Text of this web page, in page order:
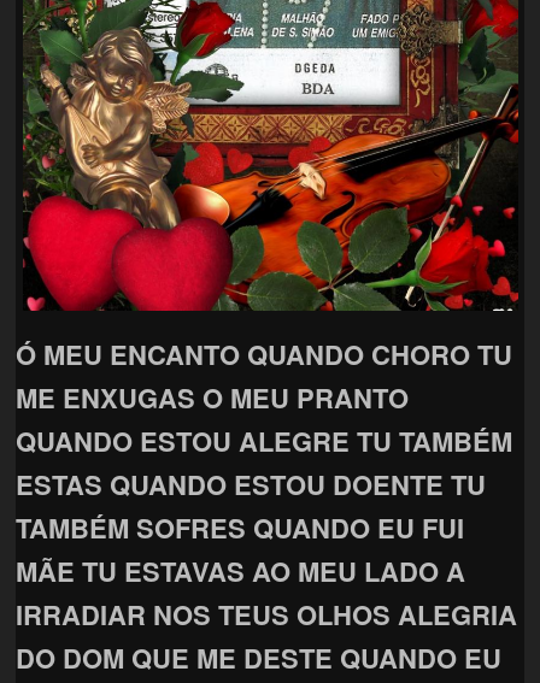
Ó MEU ENCANTO QUANDO CHORO TU
ME ENXUGAS O MEU PRANTO
QUANDO ESTOU ALEGRE TU TAMBÉM
ESTAS QUANDO ESTOU DOENTE TU
TAMBÉM SOFRES QUANDO EU FUI
MÃE TU ESTAVAS AO MEU LADO A
IRRADIAR NOS TEUS OLHOS ALEGRIA
DO DOM QUE ME DESTE QUANDO EU